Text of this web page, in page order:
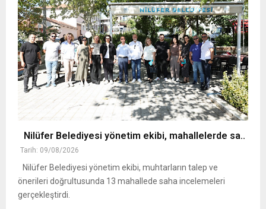
Nilüfer Belediyesi yönetim ekibi, mahallelerde sa..
Tarih: 09/08/2026
Nilüfer Belediyesi yönetim ekibi, muhtarların talep ve
önerileri doğrultusunda 13 mahallede saha incelemeleri
gerçekleştirdi.